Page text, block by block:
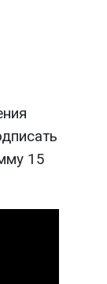
15